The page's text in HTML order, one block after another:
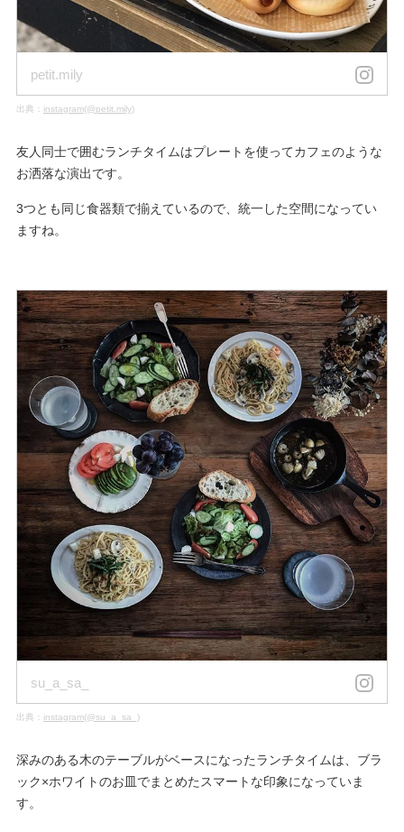
petit.mily
出典： instagram(@petit.mily)
友人同士で囲むランチタイムはプレートを使ってカフェのような
お洒落な演出です。
3つとも同じ食器類で揃えているので、統一した空間になってい
ますね。
su_a_sa_
出典： instagram(@su_a_sa_)
深みのある木のテーブルがベースになったランチタイムは、ブラ
ック×ホワイトのお皿でまとめたスマートな印象になっていま
す。